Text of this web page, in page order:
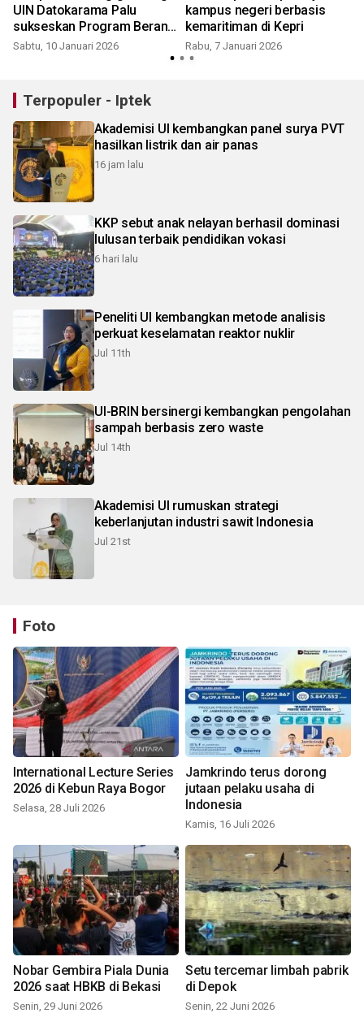
UIN Datokarama Palu
sukseskan Program Berani
Cerdas
Sabtu, 10 Januari 2026
kampus negeri berbasis
kemaritiman di Kepri
Rabu, 7 Januari 2026
Terpopuler - Iptek
Akademisi UI kembangkan panel surya PVT
hasilkan listrik dan air panas
16 jam lalu
KKP sebut anak nelayan berhasil dominasi
lulusan terbaik pendidikan vokasi
6 hari lalu
Peneliti UI kembangkan metode analisis
perkuat keselamatan reaktor nuklir
Jul 11th
UI-BRIN bersinergi kembangkan pengolahan
sampah berbasis zero waste
Jul 14th
Akademisi UI rumuskan strategi
keberlanjutan industri sawit Indonesia
Jul 21st
Foto
International Lecture Series
2026 di Kebun Raya Bogor
Selasa, 28 Juli 2026
Jamkrindo terus dorong
jutaan pelaku usaha di
Indonesia
Kamis, 16 Juli 2026
Nobar Gembira Piala Dunia
2026 saat HBKB di Bekasi
Senin, 29 Juni 2026
Setu tercemar limbah pabrik
di Depok
Senin, 22 Juni 2026